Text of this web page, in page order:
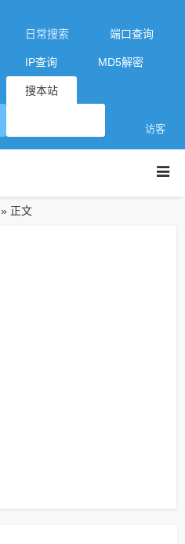
日常搜索 端口查询
IP查询 MD5解密
搜本站
访客
» 正文